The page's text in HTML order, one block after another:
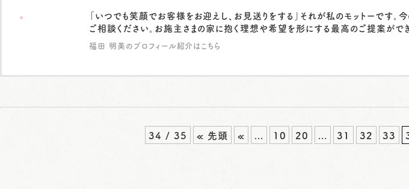
「いつでも笑顔でお客様をお迎えし、お見送りをする」それが私のモットーです。
ご相談ください。お施主さまの家に抱く理想や希望を形にする最高のご提案ができ
福田 明美のプロフィール紹介はこちら
34 / 35 « 先頭 « ... 10 20 ... 31 32 33